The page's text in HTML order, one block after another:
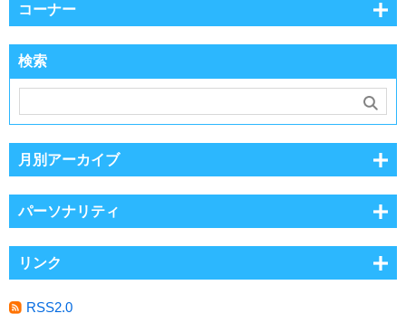
コーナー
検索
月別アーカイブ
パーソナリティ
リンク
RSS2.0